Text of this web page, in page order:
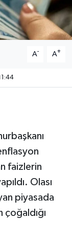
A- A+
faizlerin
Olası
piyasada
çoğaldığı